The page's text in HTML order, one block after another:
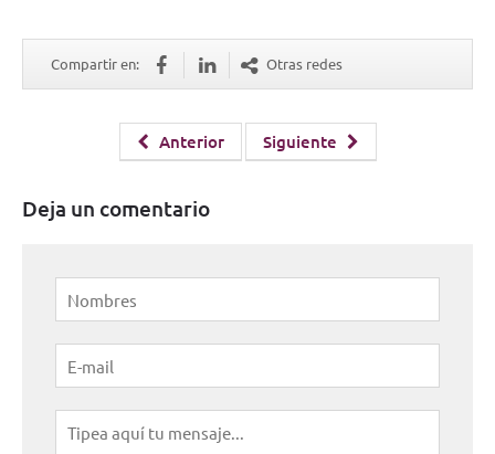
Compartir en: Otras redes
Anterior Siguiente
Deja un comentario